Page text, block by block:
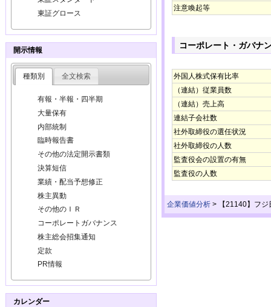
注意喚起等
コーポレート・ガバナ
外国人株式保有比率
（連結）従業員数
（連結）売上高
連結子会社数
社外取締役の選任状況
社外取締役の人数
監査役会の設置の有無
監査役の人数
企業価値分析 > 【21140】フ
東証グロース
開示情報
種類別 全文検索
有報・半報・四半期
大量保有
内部統制
臨時報告書
その他の法定開示書類
決算短信
業績・配当予想修正
株主異動
その他のＩＲ
コーポレートガバナンス
株主総会招集通知
定款
PR情報
カレンダー